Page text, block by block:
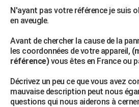
N'ayant pas votre référence je suis
en aveugle.
Avant de chercher la cause de la
les coordonnées de votre appareil,
référence)vous êtes en France ou
Décrivez un peu ce que vous avez
mauvaise description peut nous
questions qui nous aiderons à